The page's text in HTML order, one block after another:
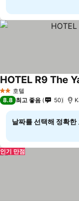
2 성급호텔
HOTEL R9 The
8.8 최고 좋음 50
날짜를 선택해 정확
인기 만점